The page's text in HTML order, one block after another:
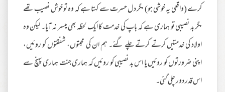
کرے (واقعی یہ خوشی ہو) مگر دل حسرت سے کہتا ہے کہ وہ تو خوش نصیب تھے
مگر بد نصیبی تو ہماری ہے کہ باپ کی خدمت کا ایک لحظہ بھی میسر نہ آیا۔ لیکن وہ
اولاد کی خدمتیں کرتے کرتے چلے گئے۔ ہم ان کی محبتوں، شفقتوں کو روئیں،
اپنی ضرورتوں کو روئیں یا اس بد نصیبی کو روئیں کہ ہماری جنت ہماری پہنچ سے
اس قدر دور چلی گئی۔